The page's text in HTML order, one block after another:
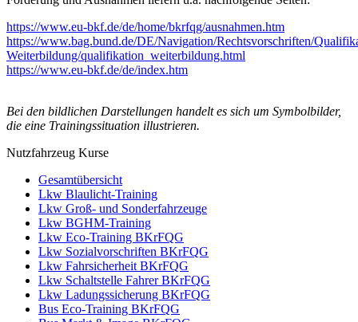
https://www.eu-bkf.de/de/home/bkrfqg/ausnahmen.htm
https://www.bag.bund.de/DE/Navigation/Rechtsvorschriften/
Weiterbildung/qualifikation_weiterbildung.html
https://www.eu-bkf.de/de/index.htm
Bei den bildlichen Darstellungen handelt es sich um Symbolbilder,
die eine Trainingssituation illustrieren.
Nutzfahrzeug Kurse
Gesamtübersicht
Lkw Blaulicht-Training
Lkw Groß- und Sonderfahrzeuge
Lkw BGHM-Training
Lkw Eco-Training BKrFQG
Lkw Sozialvorschriften BKrFQG
Lkw Fahrsicherheit BKrFQG
Lkw Schaltstelle Fahrer BKrFQG
Lkw Ladungssicherung BKrFQG
Bus Eco-Training BKrFQG